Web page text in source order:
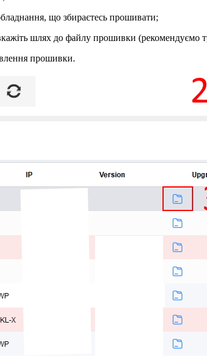
що збираєтесь прошивати;
шлях до файлу прошивки
прошивки.